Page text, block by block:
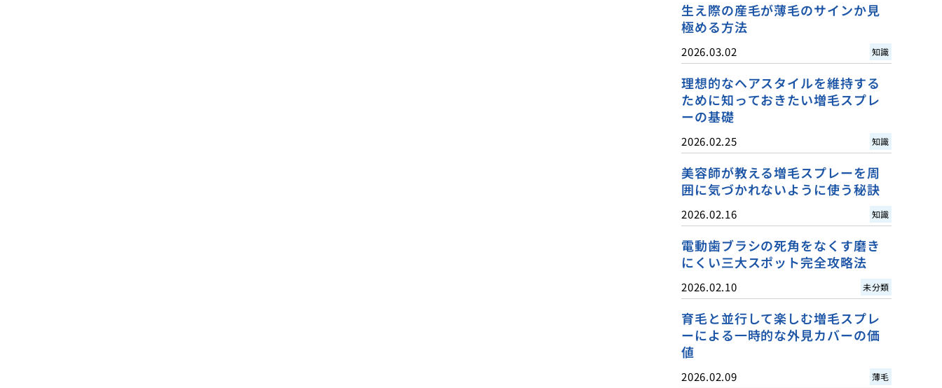
生え際の産毛が薄毛のサインか見
極める方法
2026.03.02 知識
理想的なヘアスタイルを維持する
ために知っておきたい増毛スプレ
ーの基礎
2026.02.25 知識
美容師が教える増毛スプレーを周
囲に気づかれないように使う秘訣
2026.02.16 知識
電動歯ブラシの死角をなくす磨き
にくい三大スポット完全攻略法
2026.02.10 未分類
育毛と並行して楽しむ増毛スプレ
ーによる一時的な外見カバーの価
値
2026.02.09 薄毛